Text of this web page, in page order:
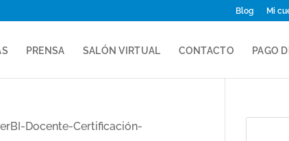
Blog Mi
PRENSA SALÓN VIRTUAL CONTACTO PAGO
Docente-Certificación-